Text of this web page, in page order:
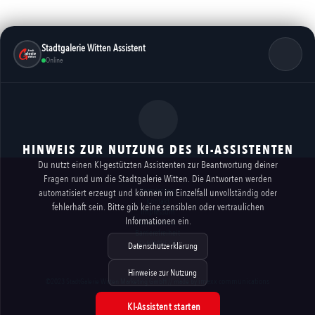
Stadtgalerie Witten Assistent
Online
HINWEIS ZUR NUTZUNG DES KI-ASSISTENTEN
Du nutzt einen KI-gestützten Assistenten zur Beantwortung deiner
Fragen rund um die Stadtgalerie Witten. Die Antworten werden
automatisiert erzeugt und können im Einzelfall unvollständig oder
fehlerhaft sein. Bitte gib keine sensiblen oder vertraulichen
Informationen ein.
Datenschutzerklärung
Hinweise zur Nutzung
KI-Assistent starten
Vermietung
Kontakt
Impressum
Datenschutz
Barrierefreiheit
KI-HINWEISE
©2023 StadtGalerie Witten Marketing GmbH // made by imexx communications